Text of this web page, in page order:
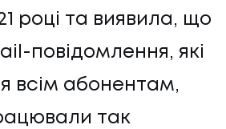
році та виявила, що
повідомлення, які
всім абонентам,
так